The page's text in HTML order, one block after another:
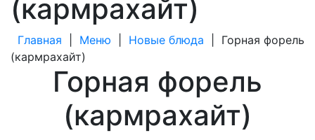
(кармрахайт)
Главная Меню Новые блюда
Горная форель
(кармрахайт)
Горная форель
(кармрахайт)